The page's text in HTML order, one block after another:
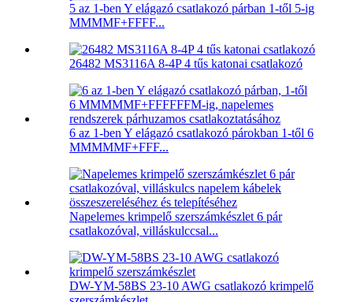
5 az 1-ben Y elágazó csatlakozó párban 1-től 5-ig
MMMMF+FFFF...
26482 MS3116A 8-4P 4 tűs katonai csatlakozó
6 az 1-ben Y elágazó csatlakozó párokban 1-től 6
MMMMMF+FFF...
Napelemes krimpelő szerszámkészlet 6 pár
csatlakozóval, villáskulccsal...
DW-YM-58BS 23-10 AWG csatlakozó krimpelő